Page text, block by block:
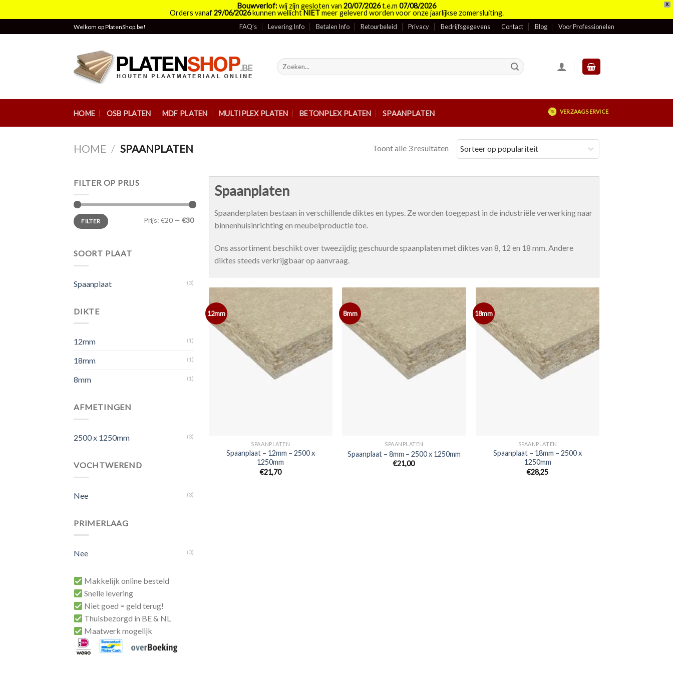
X
Bouwverlof:wij zijn gesloten van 20/07/2026t.e.m 07/08/2026
Orders vanaf29/06/2026kunnen wellichtNIETmeer geleverd worden voor onze jaarlijkse zomersluiting.
to
Welkom op PlatenShop.be! FAQ’s Levering Info Betalen Info Retourbeleid Privacy Bedrijfsgegevens Contact Blog Voor Professionelen
Zoeken
naar:
HOME OSB PLATEN MDF PLATEN MULTIPLEX PLATEN BETONPLEX PLATEN SPAANPLATEN VERZAAGSERVICE
HOME / SPAANPLATEN Toont alle 3 resultaten
FILTER OP PRIJS
Min.
prijs
Max.
prijsFILTER Prijs: €20 — €30
SOORT PLAAT
Spaanplaat (3)
DIKTE
12mm (1)
18mm (1)
8mm (1)
AFMETINGEN
2500 x 1250mm (3)
VOCHTWEREND
Nee (3)
PRIMERLAAG
Nee (3)
Makkelijk online besteld
Snelle levering
Niet goed = geld terug!
Thuisbezorgd in BE & NL
Maatwerk mogelijk
Spaanplaten
Spaanderplaten bestaan in verschillende diktes en types. Ze worden toegepast in de industriële verwerking naar
binnenhuisinrichting en meubelproductie toe.
Ons assortiment beschikt over tweezijdig geschuurde spaanplaten met diktes van 8, 12 en 18 mm. Andere
diktes steeds verkrijgbaar op aanvraag.
12mm
SPAANPLATEN
Spaanplaat – 12mm – 2500 x
1250mm
€21,70
8mm
SPAANPLATEN
Spaanplaat – 8mm – 2500 x 1250mm
€21,00
18mm
SPAANPLATEN
Spaanplaat – 18mm – 2500 x
1250mm
€28,25